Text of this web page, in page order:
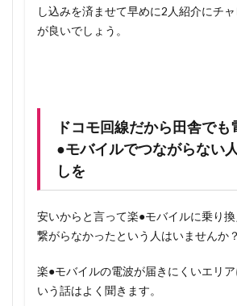
し込みを済ませて早めに2人紹介にチ
が良いでしょう。
ドコモ回線だから田舎で
●モバイルでつながらない
しを
安いからと言って楽●モバイルに乗り換
繋がらなかったという人はいませんか？
楽●モバイルの電波が届きにくいエリ
いう話はよく聞きます。